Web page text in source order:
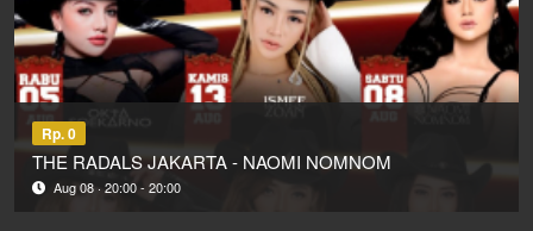
Rp. 0
THE RADALS JAKARTA - NAOMI NOMNOM
Aug 08 · 20:00 - 20:00